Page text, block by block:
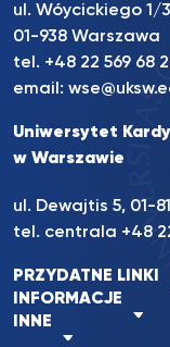
ul. Wóycickiego 1/
01-938 Warszawa
tel. +48 22 569 68
email:
Uniwersytet
w Warszawie
ul. Dewajtis 5, 01-
tel. centrala +48
PRZYDATNE LINKI
INFORMACJE
INNE